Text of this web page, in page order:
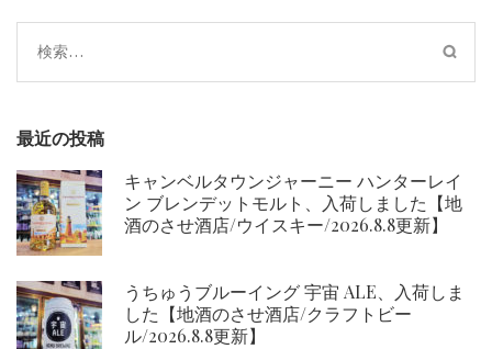
ン検
索:
最近の投稿
キャンベルタウンジャーニー ハンターレイ
ン ブレンデットモルト、入荷しました【地
酒のさせ酒店/ウイスキー/2026.8.8更新】
うちゅうブルーイング 宇宙 ALE、入荷しま
した【地酒のさせ酒店/クラフトビー
ル/2026.8.8更新】